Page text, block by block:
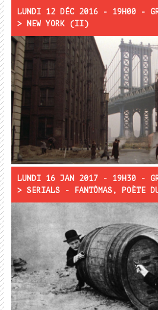
LUNDI 12 DÉC 2016 - 19H00 -
> NEW YORK (II)
Projections :
Il était une fois en Amérique
Rencontre :
LUNDI 16 JAN 2017 - 19H30 -
> SERIALS - FANTÔMAS, POÈTE
Projections :
Une dame vraiment bien
La Hantise
Juve contre Fantômas
Rencontre :